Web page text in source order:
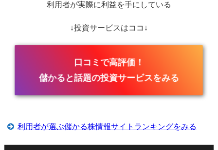
利用者が実際に利益を手にしている
↓投資サービスはココ↓
口コミで高評価！
儲かると話題の投資サービスをみる
利用者が選ぶ儲かる株情報サイトランキングをみる